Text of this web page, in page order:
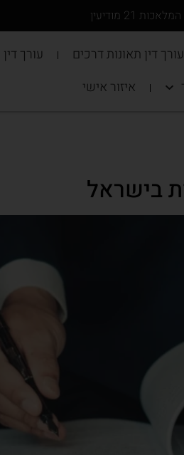
21 מודיעין
עורך דין תאונות דרכים עורך
איזור אישי
בישראל